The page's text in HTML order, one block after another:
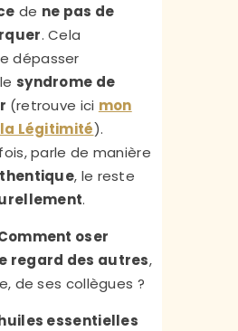
de ne pas de
. Cela
dépasser
syndrome de
(retrouve ici mon
Légitimité).
parle de manière
, le reste
.
oser
regard des autres,
de ses collègues ?
essentielles